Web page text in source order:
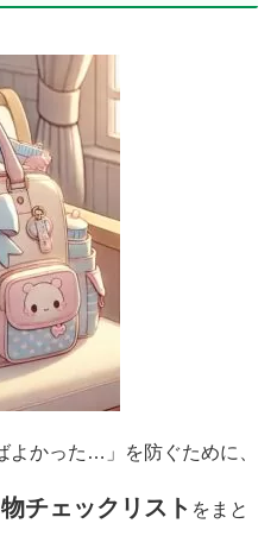
よかった…」を防ぐために、
チェックリスト をまと